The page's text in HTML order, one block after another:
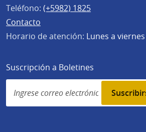
Teléfono: (+5982) 1825
Contacto
Horario de atención: Lunes a
Suscripción a Boletines
Simplenews
subscription